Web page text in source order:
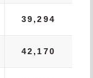
39,294
42,170